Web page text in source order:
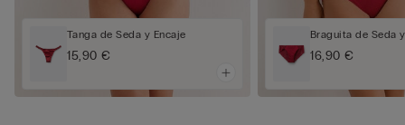
Tanga de Seda y Encaje
15,90 €
Braguita de Seda
16,90 €